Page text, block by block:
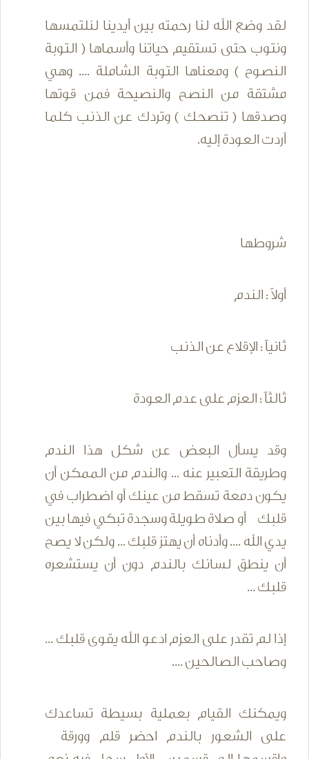
لقد وضع الله لنا رحمته بين أيدينا لنلتمسها
ونتوب حتى تستقيم حياتنا وأسماها ( التوبة
النصوح ) ومعناها التوبة الشاملة .... وهي
مشتقة من النصح والنصيحة فمن قوتها
وصدقها ( تنصحك ) وتردك عن الذنب كلما
أردت العودة إليه.
شروطها
أولاً : الندم
ثانياً : الإقلاع عن الذنب
ثالثاً : العزم على عدم العودة
وقد يسأل البعض عن شكل هذا الندم
وطريقة التعبير عنه ... والندم من الممكن أن
يكون دمعة تسقط من عينك أو اضطراب في
قلبك أو صلاة طويلة وسجدة تبكي فيها بين
يدي الله .... وأدناه أن يهتز قلبك ... ولكن لا يصح
أن ينطق لسانك بالندم دون أن يستشعره
قلبك ...
إذا لم تقدر على العزم ادعو الله يقوى قلبك ...
وصاحب الصالحين ....
ويمكنك القيام بعملية بسيطة تساعدك
على الشعور بالندم احضر قلم وورقة